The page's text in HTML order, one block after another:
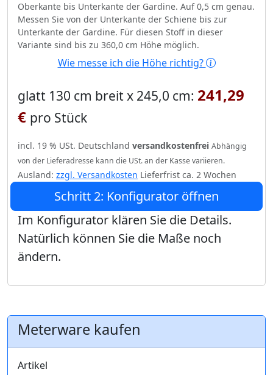
Oberkante bis Unterkante der Gardine. Auf 0,5 cm genau.
Messen Sie von der Unterkante der Schiene bis zur
Unterkante der Gardine. Für diesen Stoff in dieser
Variante sind bis zu 360,0 cm Höhe möglich.
Wie messe ich die Höhe richtig?
glatt 130 cm breit x 245,0 cm: 241,29
€ pro Stück
incl. 19 % USt. Deutschland versandkostenfrei Abhängig
von der Lieferadresse kann die USt. an der Kasse variieren.
Ausland: zzgl. Versandkosten Lieferfrist ca. 2 Wochen
Schritt 2: Konfigurator öffnen
Im Konfigurator klären Sie die Details.
Natürlich können Sie die Maße noch
ändern.
Meterware kaufen
Artikel